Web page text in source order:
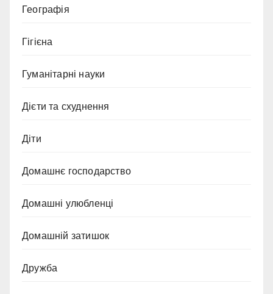
Географія
Гігієна
Гуманітарні науки
Дієти та схуднення
Діти
Домашнє господарство
Домашні улюбленці
Домашній затишок
Дружба